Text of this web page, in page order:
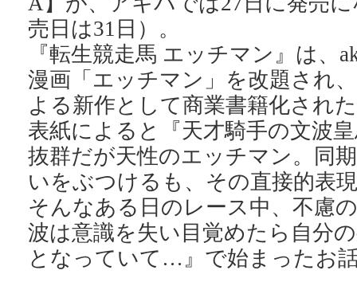
売日は31日）。
『転生競走馬 エッチマン』は、
漫画「エッチマン」を改題され
よる新作として商業書籍化され
表紙によると『天才騎手の文波
抜群だが天性のエッチマン。同
いをぶつけるも、その直接的表
そんなある日のレース中、不慮
波は意識を失い目覚めたら自分
となっていて…』で始まったお